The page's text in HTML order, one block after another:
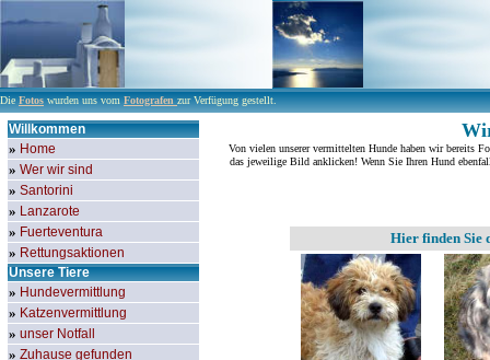
DieFotoswurden uns vomFotografenzur Verfügung gestellt.
Willkommen
» Home
» Wer wir sind
» Santorini
» Lanzarote
» Fuerteventura
» Rettungsaktionen
Unsere Tiere
» Hundevermittlung
» Katzenvermittlung
» unser Notfall
» Zuhause gefunden
Von vielen unserer vermittelten Hunde haben wir bereits
das jeweilige Bild anklicken! Wenn Sie Ihren Hund
Hier finden Sie